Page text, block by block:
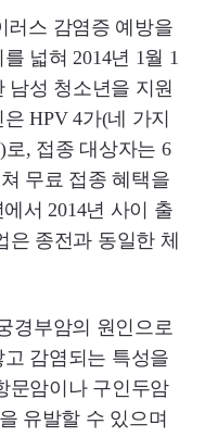
러스 감염증 예방을
넓혀 2014년 1월 1
남성 청소년을 지원
HPV 4가(네 가지
, 접종 대상자는 6
무료 접종 혜택을
서 2014년 사이 출
종전과 동일한 체
경부암의 원인으로
감염되는 특성을
문암이나 구인두암
유발할 수 있으며